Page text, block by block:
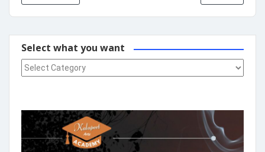
Select what you want
Select what you want